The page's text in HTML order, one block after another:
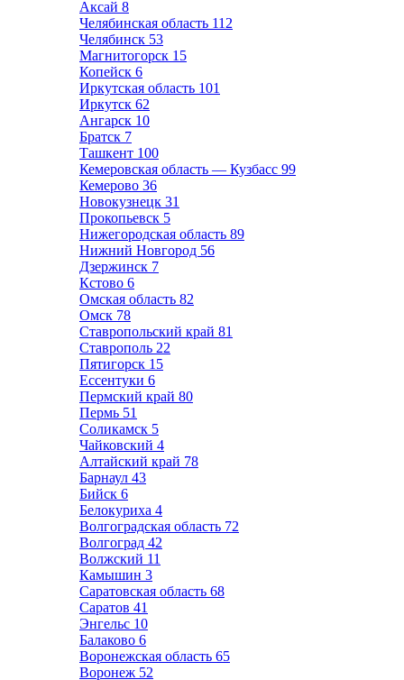
Аксай 8
Челябинская область 112
Челябинск 53
Магнитогорск 15
Копейск 6
Иркутская область 101
Иркутск 62
Ангарск 10
Братск 7
Ташкент 100
Кемеровская область — Кузбасс 99
Кемерово 36
Новокузнецк 31
Прокопьевск 5
Нижегородская область 89
Нижний Новгород 56
Дзержинск 7
Кстово 6
Омская область 82
Омск 78
Ставропольский край 81
Ставрополь 22
Пятигорск 15
Ессентуки 6
Пермский край 80
Пермь 51
Соликамск 5
Чайковский 4
Алтайский край 78
Барнаул 43
Бийск 6
Белокуриха 4
Волгоградская область 72
Волгоград 42
Волжский 11
Камышин 3
Саратовская область 68
Саратов 41
Энгельс 10
Балаково 6
Воронежская область 65
Воронеж 52